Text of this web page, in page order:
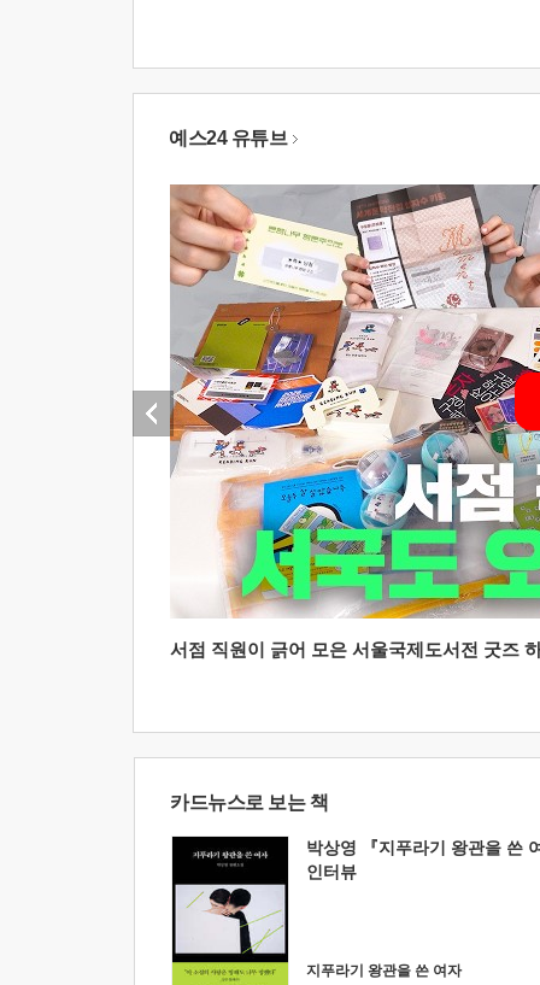
예스24 유튜브
서점 직원이 긁어 모은 서울국제도서전 굿즈
카드뉴스로 보는 책
박상영 『지푸라기 왕관을 쓴
인터뷰
지푸라기 왕관을 쓴 여자